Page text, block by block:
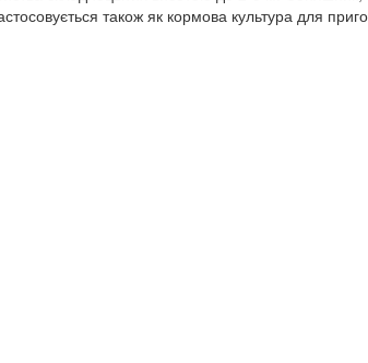
також як кормова культура для